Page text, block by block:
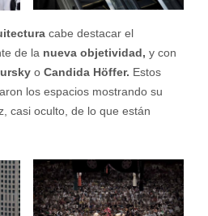
cabe destacar el
de la nueva objetividad, y con
o Candida Höffer. Estos
los espacios mostrando su
casi oculto, de lo que están